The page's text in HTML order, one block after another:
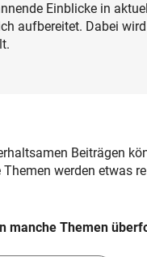
Einblicke in
aufbereitet. Dabei
Beiträgen
werden etwas
manche Themen